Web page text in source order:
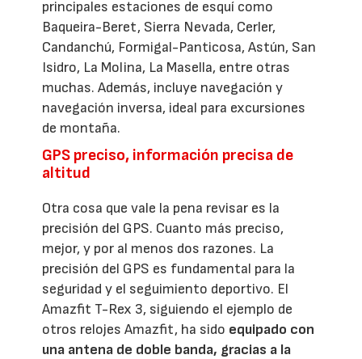
principales estaciones de esquí como
Baqueira-Beret, Sierra Nevada, Cerler,
Candanchú, Formigal-Panticosa, Astún, San
Isidro, La Molina, La Masella, entre otras
muchas. Además, incluye navegación y
navegación inversa, ideal para excursiones
de montaña.
GPS preciso, información precisa de
altitud
Otra cosa que vale la pena revisar es la
precisión del GPS. Cuanto más preciso,
mejor, y por al menos dos razones. La
precisión del GPS es fundamental para la
seguridad y el seguimiento deportivo. El
Amazfit T-Rex 3, siguiendo el ejemplo de
otros relojes Amazfit, ha sido equipado con
una antena de doble banda, gracias a la